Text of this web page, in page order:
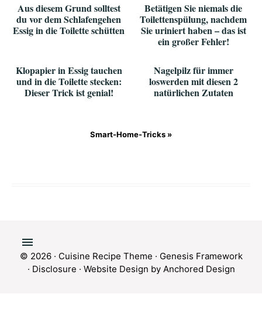
Aus diesem Grund solltest
du vor dem Schlafengehen
Essig in die Toilette schütten
Betätigen Sie niemals die
Toilettenspülung, nachdem
Sie uriniert haben – das ist
ein großer Fehler!
Klopapier in Essig tauchen
und in die Toilette stecken:
Dieser Trick ist genial!
Nagelpilz für immer
loswerden mit diesen 2
natürlichen Zutaten
Smart-Home-Tricks »
© 2026 · Cuisine Recipe Theme · Genesis Framework
· Disclosure · Website Design by Anchored Design